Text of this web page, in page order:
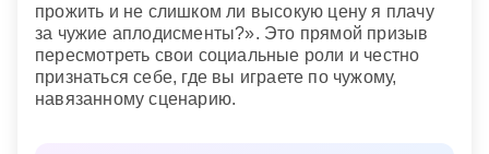
прожить и не слишком ли высокую цену я плачу
за чужие аплодисменты?». Это прямой призыв
пересмотреть свои социальные роли и честно
признаться себе, где вы играете по чужому,
навязанному сценарию.